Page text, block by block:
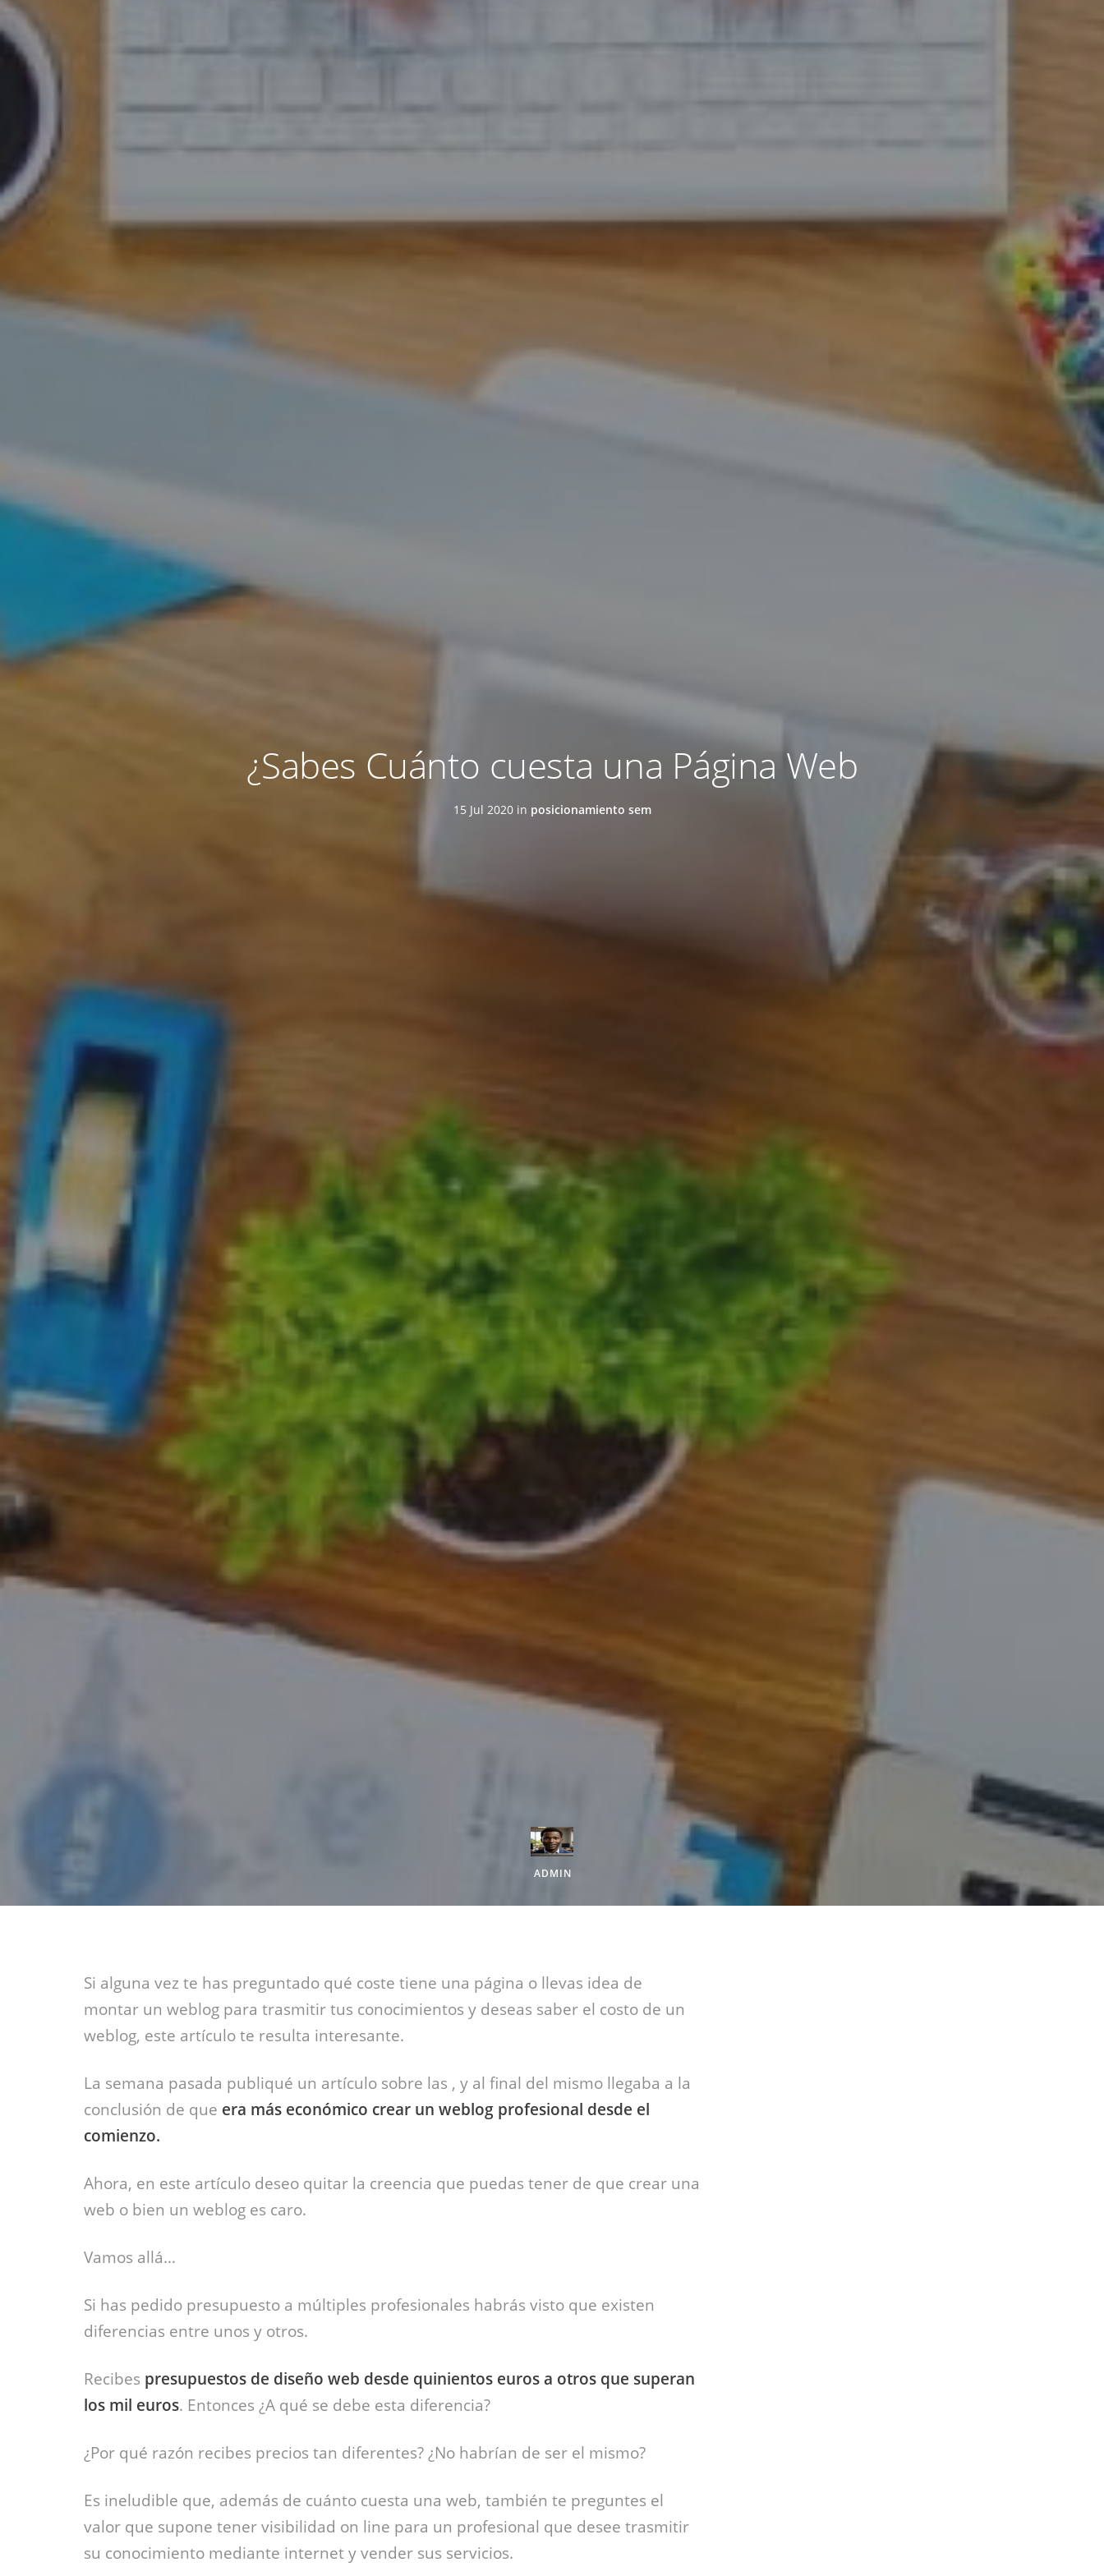
¿Sabes Cuánto cuesta una Página Web
15 Jul 2020 in posicionamiento sem
ADMIN
Si alguna vez te has preguntado qué coste tiene una página o llevas idea de
montar un weblog para trasmitir tus conocimientos y deseas saber el costo de un
weblog, este artículo te resulta interesante.
La semana pasada publiqué un artículo sobre las , y al final del mismo llegaba a la
conclusión de que era más económico crear un weblog profesional desde el
comienzo.
Ahora, en este artículo deseo quitar la creencia que puedas tener de que crear una
web o bien un weblog es caro.
Vamos allá…
Si has pedido presupuesto a múltiples profesionales habrás visto que existen
diferencias entre unos y otros.
Recibes presupuestos de diseño web desde quinientos euros a otros que superan
los mil euros. Entonces ¿A qué se debe esta diferencia?
¿Por qué razón recibes precios tan diferentes? ¿No habrían de ser el mismo?
Es ineludible que, además de cuánto cuesta una web, también te preguntes el
valor que supone tener visibilidad on line para un profesional que desee trasmitir
su conocimiento mediante internet y vender sus servicios.